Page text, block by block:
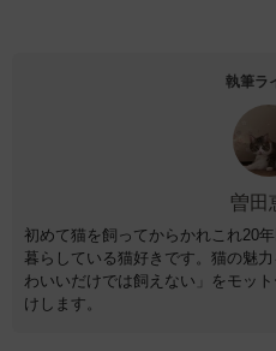
執筆ラ
曽田
初めて猫を飼ってからかれこれ20
暮らしている猫好きです。猫の魅
わいいだけでは飼えない」をモッ
けします。